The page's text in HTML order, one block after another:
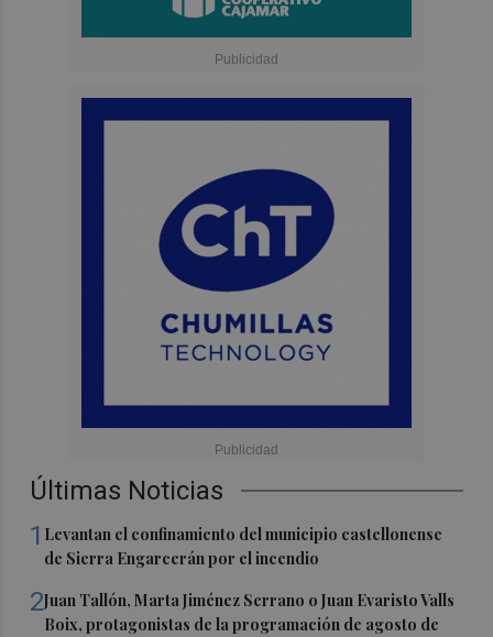
Últimas Noticias
1 Levantan el confinamiento del municipio castellonense
de Sierra Engarcerán por el incendio
2Juan Tallón, Marta Jiménez Serrano o Juan Evaristo Valls
Boix, protagonistas de la programación de agosto de